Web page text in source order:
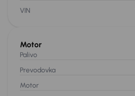
VIN
Motor
Palivo
Prevodovka
Motor